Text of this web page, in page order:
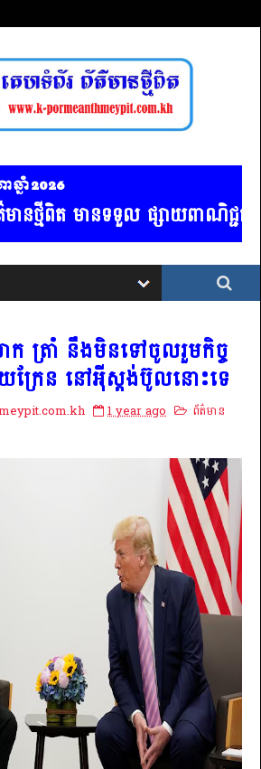
ឆ្នាំ 2026
ានថ្មីពិត មានទទួល ផ្សាយពាណិជ្
ត្រាំ នឹងមិនទៅចូលរួមកិច្ច
ក្រែន នៅអ៉ីស្ដង់ប៊ូលនោះទេ
1 year ago
ព័ត៌មាន